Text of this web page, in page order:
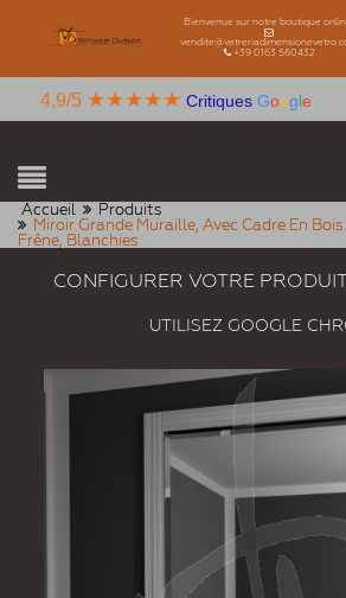
Bienvenue sur notre boutique
+39 0163 560432
4,9/5 ★★★★★ Critiques Google
Accueil
Produits
Miroir Grande Muraille, Avec Cadre En
Frêne, Blanchies
CONFIGURER VOTRE
UTILISEZ GOOGLE